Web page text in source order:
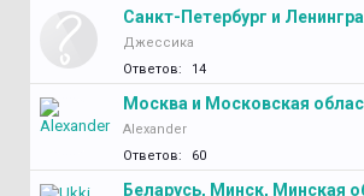
Санкт-Петербург и
Джессика
Ответов:
14
Москва и Московская
Alexander
Ответов:
60
Беларусь, Минск, Минская